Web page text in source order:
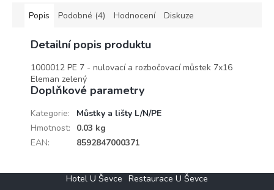
Popis Podobné (4) Hodnocení Diskuze
Detailní popis produktu
1000012 PE 7 - nulovací a rozbočovací můstek 7x16
Eleman zelený
Doplňkové parametry
Kategorie:
Můstky a lišty L/N/PE
Hmotnost:
0.03 kg
EAN: 8592847000371
Hotel U Ševce Restaurace U Ševce